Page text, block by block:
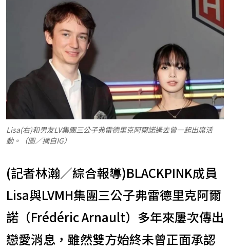
Lisa(右)和男友LV集團三公子弗雷德里克阿爾諾過去曾一起出席活
動。（圖／摘自IG）
(記者林瀚／綜合報導)BLACKPINK成員
Lisa與LVMH集團三公子弗雷德里克阿爾
諾（Frédéric Arnault）多年來屢次傳出
戀愛消息，雖然雙方始終未曾正面承認